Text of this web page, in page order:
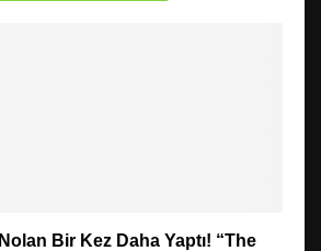
Nolan Bir Kez Daha Yaptı! “The